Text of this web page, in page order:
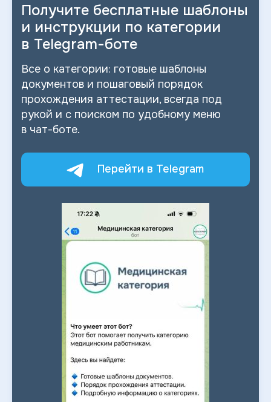
Получите бесплатные шаблоны
и инструкции по категории
в Telegram-боте
Все о категории: готовые шаблоны
документов и пошаговый порядок
прохождения аттестации, всегда под
рукой и с поиском по удобному меню
в чат-боте.
Перейти в Telegram